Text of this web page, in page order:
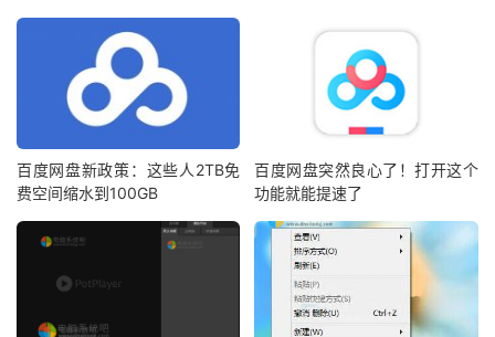
百度网盘新政策：这些人2TB免
费空间缩水到100GB
百度网盘突然良心了！打开这个
功能就能提速了